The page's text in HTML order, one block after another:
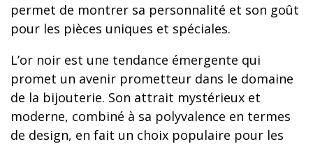
permet de montrer sa personnalité et son goût
pour les pièces uniques et spéciales.
L’or noir est une tendance émergente qui
promet un avenir prometteur dans le domaine
de la bijouterie. Son attrait mystérieux et
moderne, combiné à sa polyvalence en termes
de design, en fait un choix populaire pour les